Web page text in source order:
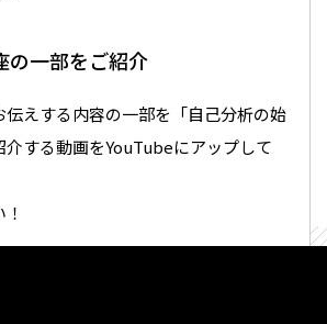
の一部をご紹介
えする内容の一部を「自己分析の始
介する動画をYouTubeにアップして